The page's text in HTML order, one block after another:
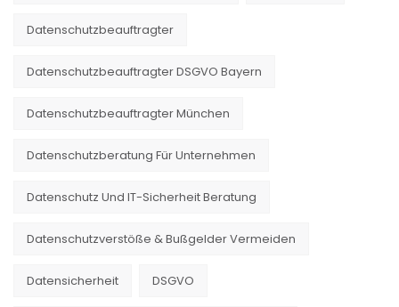
Datenschutzbeauftragter
Datenschutzbeauftragter DSGVO Bayern
Datenschutzbeauftragter München
Datenschutzberatung Für Unternehmen
Datenschutz Und IT-Sicherheit Beratung
Datenschutzverstöße & Bußgelder Vermeiden
Datensicherheit DSGVO